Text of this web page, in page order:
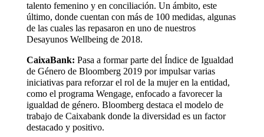
talento femenino y en conciliación. Un ámbito, este
último, donde cuentan con más de 100 medidas, algunas
de las cuales las repasaron en uno de nuestros
Desayunos Wellbeing de 2018.
CaixaBank: Pasa a formar parte del Índice de Igualdad
de Género de Bloomberg 2019 por impulsar varias
iniciativas para reforzar el rol de la mujer en la entidad,
como el programa Wengage, enfocado a favorecer la
igualdad de género. Bloomberg destaca el modelo de
trabajo de Caixabank donde la diversidad es un factor
destacado y positivo.